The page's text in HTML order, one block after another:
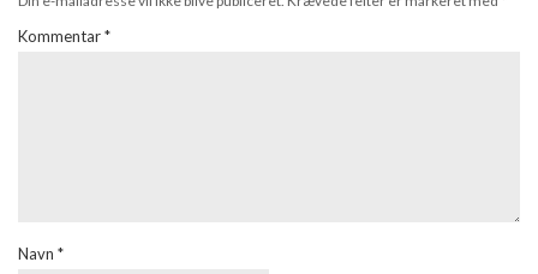
Kommentar*
Navn *